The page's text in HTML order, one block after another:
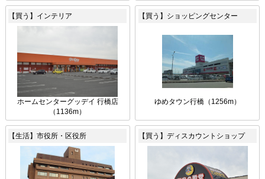
【買う】インテリア
ホームセンターグッデイ 行橋店
（1136m）
【買う】ショッピングセンター
ゆめタウン行橋（1256m）
【生活】市役所・区役所 【買う】ディスカウントショップ